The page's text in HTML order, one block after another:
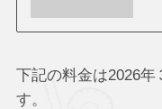
下記の料金は2026年
す。